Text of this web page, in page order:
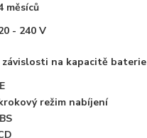
měsíců
- 240 V
závislosti na kapacitě baterie
režim nabíjení